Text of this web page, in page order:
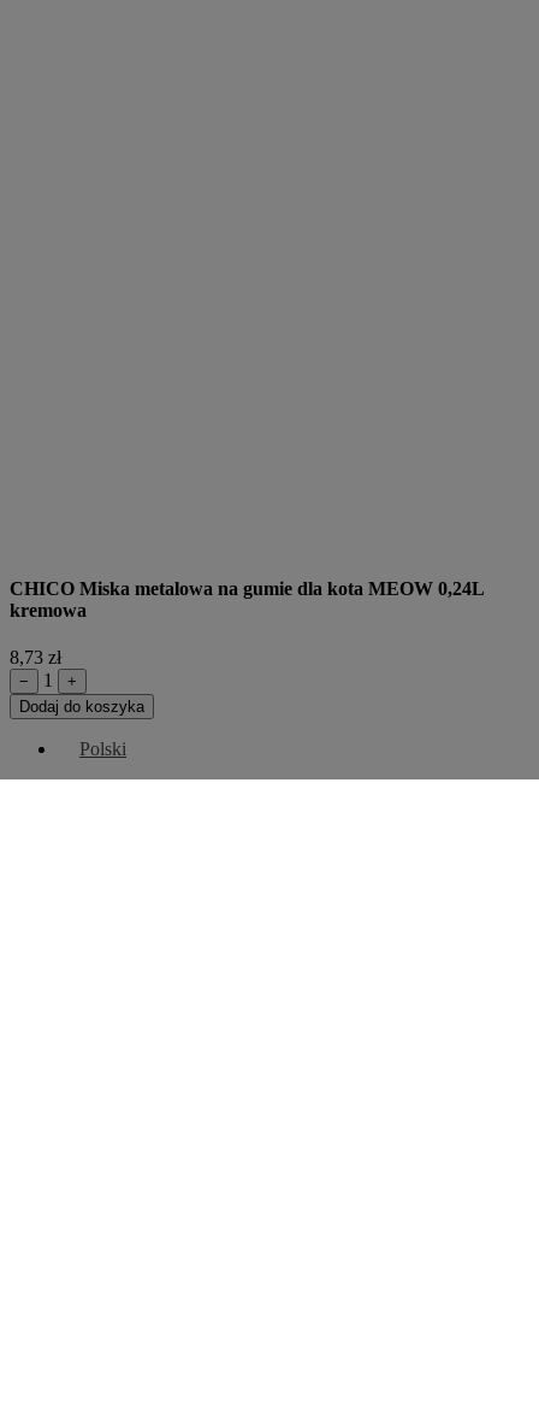
CHICO Miska metalowa na gumie dla kota MEOW 0,24L
kremowa
8,73 zł
− 1
+
Dodaj do koszyka
Polski